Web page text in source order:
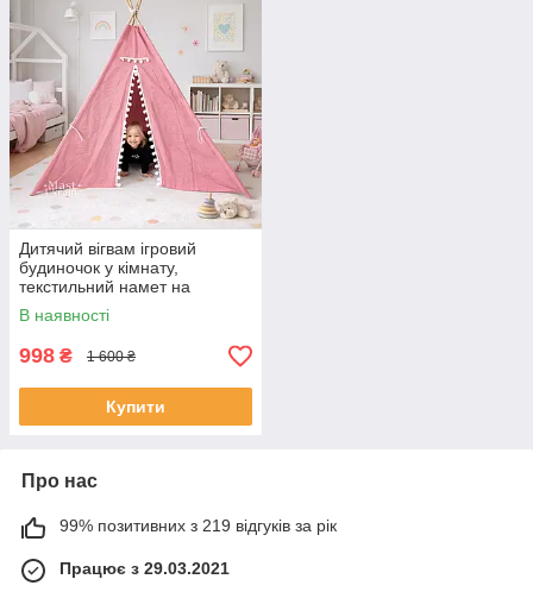
Дитячий вігвам ігровий
будиночок у кімнату,
текстильний намет на
дерев’яному каркасі
Рожевий,VGVM-026-Pink
В наявності
998 ₴ 1 600 ₴
Купити
Про нас
99% позитивних з 219 відгуків за рік
Працює з 29.03.2021